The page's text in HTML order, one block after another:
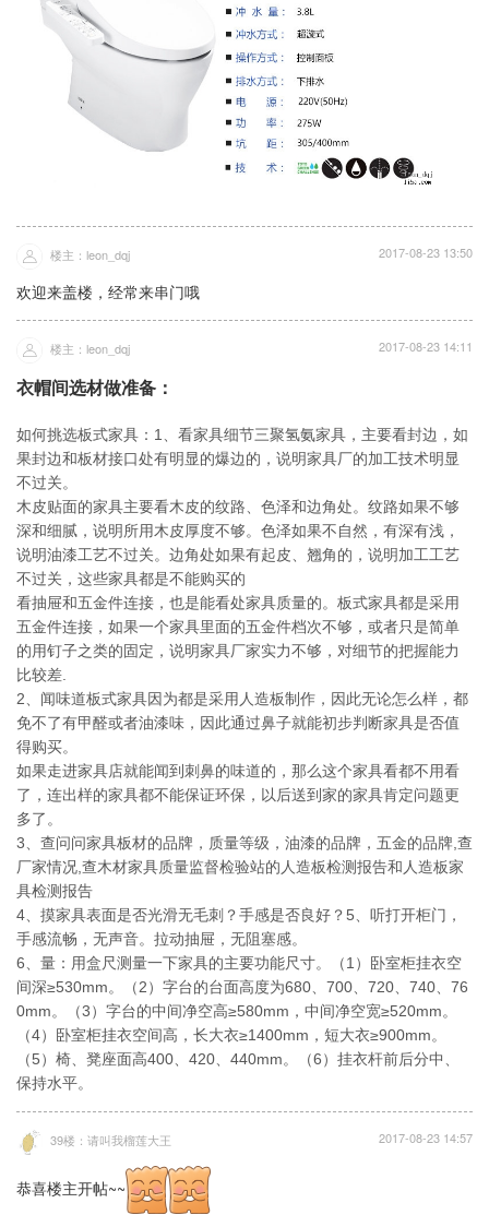
楼主：leon_dqj 2017-08-23 13:50
欢迎来盖楼，经常来串门哦
楼主：leon_dqj 2017-08-23 14:11
衣帽间选材做准备：
如何挑选板式家具：1、看家具细节三聚氢氨家具，主要看封边，如
果封边和板材接口处有明显的爆边的，说明家具厂的加工技术明显
不过关。
木皮贴面的家具主要看木皮的纹路、色泽和边角处。纹路如果不够
深和细腻，说明所用木皮厚度不够。色泽如果不自然，有深有浅，
说明油漆工艺不过关。边角处如果有起皮、翘角的，说明加工工艺
不过关，这些家具都是不能购买的
看抽屉和五金件连接，也是能看处家具质量的。板式家具都是采用
五金件连接，如果一个家具里面的五金件档次不够，或者只是简单
的用钉子之类的固定，说明家具厂家实力不够，对细节的把握能力
比较差.
2、闻味道板式家具因为都是采用人造板制作，因此无论怎么样，都
免不了有甲醛或者油漆味，因此通过鼻子就能初步判断家具是否值
得购买。
如果走进家具店就能闻到刺鼻的味道的，那么这个家具看都不用看
了，连出样的家具都不能保证环保，以后送到家的家具肯定问题更
多了。
3、查问问家具板材的品牌，质量等级，油漆的品牌，五金的品牌,查
厂家情况,查木材家具质量监督检验站的人造板检测报告和人造板家
具检测报告
4、摸家具表面是否光滑无毛刺？手感是否良好？5、听打开柜门，
手感流畅，无声音。拉动抽屉，无阻塞感。
6、量：用盒尺测量一下家具的主要功能尺寸。（1）卧室柜挂衣空
间深≥530mm。（2）字台的台面高度为680、700、720、740、76
0mm。（3）字台的中间净空高≥580mm，中间净空宽≥520mm。
（4）卧室柜挂衣空间高，长大衣≥1400mm，短大衣≥900mm。
（5）椅、凳座面高400、420、440mm。（6）挂衣杆前后分中、
保持水平。
39楼：请叫我榴莲大王 2017-08-23 14:57
恭喜楼主开帖~~